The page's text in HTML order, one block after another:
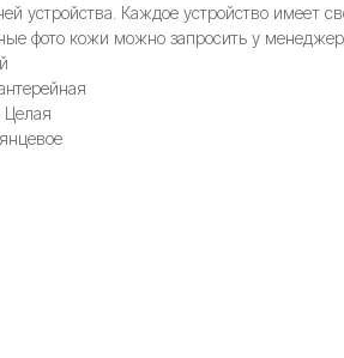
устройства. Каждое устройство имеет
фото кожи можно запросить у
Целая